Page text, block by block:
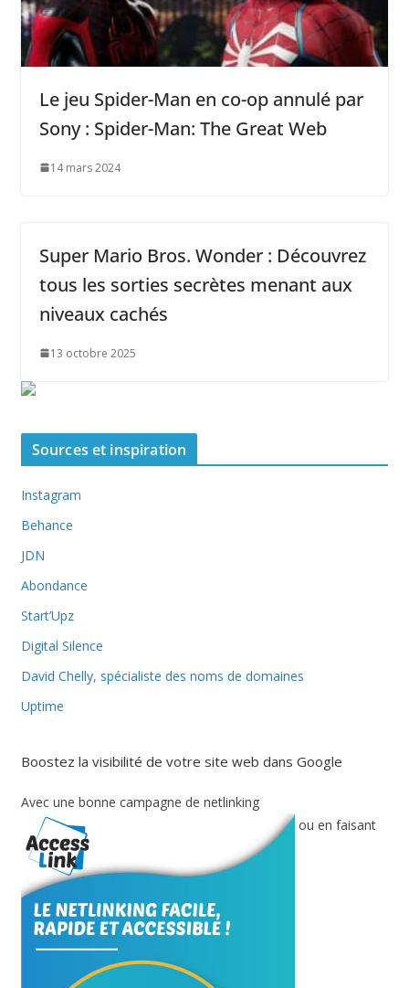
Le jeu Spider-Man en co-op annulé par
Sony : Spider-Man: The Great Web
14 mars 2024
Super Mario Bros. Wonder : Découvrez
tous les sorties secrètes menant aux
niveaux cachés
13 octobre 2025
Sources et inspiration
Instagram
Behance
JDN
Abondance
Start’Upz
Digital Silence
David Chelly, spécialiste des noms de domaines
Uptime
Boostez la visibilité de votre site web dans Google
Avec une bonne campagne de netlinking
ou en faisant